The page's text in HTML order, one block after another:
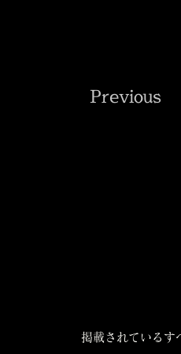
Previous
掲載されているす